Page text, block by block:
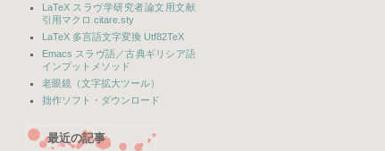
LaTeX スラヴ学研究者論文用文献
引用マクロ citare.sty
LaTeX 多言語文字変換 Utf82TeX
Emacs スラヴ語／古典ギリシア語
インプットメソッド
老眼鏡（文字拡大ツール）
拙作ソフト・ダウンロード
最近の記事